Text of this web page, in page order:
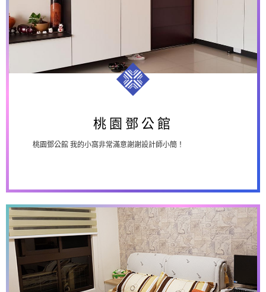
桃園鄧公館
桃園鄧公館
桃園鄧公館 我的小窩非常滿意謝謝設計師小簡！